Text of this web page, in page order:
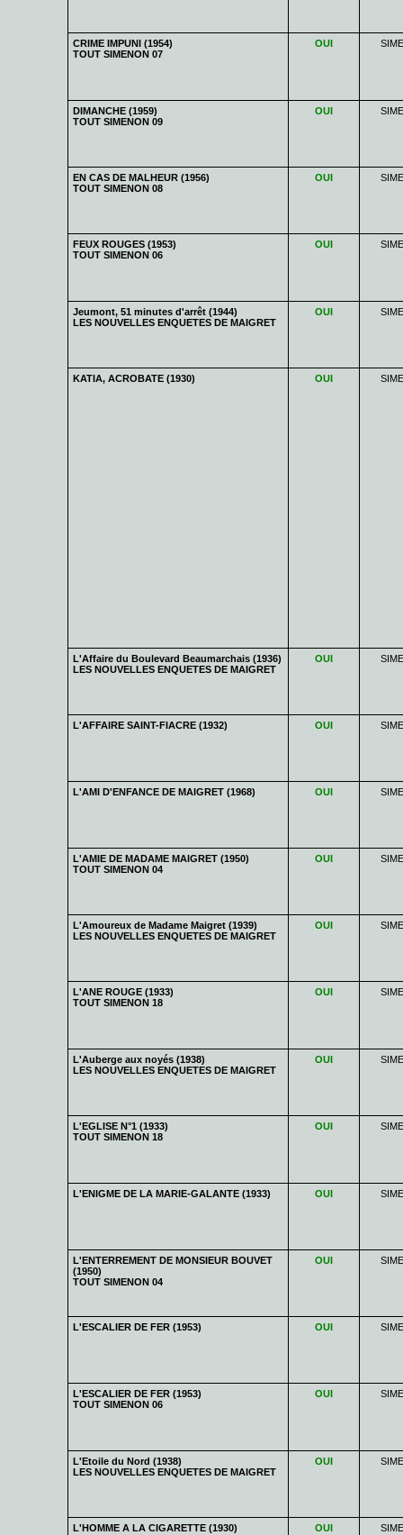
CRIME IMPUNI (1954)
TOUT SIMENON 07
OUI
DIMANCHE (1959)
TOUT SIMENON 09
OUI
EN CAS DE MALHEUR (1956)
TOUT SIMENON 08
OUI
FEUX ROUGES (1953)
TOUT SIMENON 06
OUI
Jeumont, 51 minutes d'arrêt (1944)
LES NOUVELLES ENQUETES DE MAIGRET
OUI
KATIA, ACROBATE (1930) OUI
L'Affaire du Boulevard Beaumarchais (1936)
LES NOUVELLES ENQUETES DE MAIGRET
OUI
L'AFFAIRE SAINT-FIACRE (1932) OUI
L'AMI D'ENFANCE DE MAIGRET (1968) OUI
L'AMIE DE MADAME MAIGRET (1950)
TOUT SIMENON 04
OUI
L'Amoureux de Madame Maigret (1939)
LES NOUVELLES ENQUETES DE MAIGRET
OUI
L'ANE ROUGE (1933)
TOUT SIMENON 18
OUI
L'Auberge aux noyés (1938)
LES NOUVELLES ENQUETES DE MAIGRET
OUI
L'EGLISE N°1 (1933)
TOUT SIMENON 18
OUI
L'ENIGME DE LA MARIE-GALANTE (1933) OUI
L'ENTERREMENT DE MONSIEUR BOUVET
(1950)
TOUT SIMENON 04
OUI
L'ESCALIER DE FER (1953) OUI
L'ESCALIER DE FER (1953)
TOUT SIMENON 06
OUI
L'Etoile du Nord (1938)
LES NOUVELLES ENQUETES DE MAIGRET
OUI
L'HOMME A LA CIGARETTE (1930) OUI